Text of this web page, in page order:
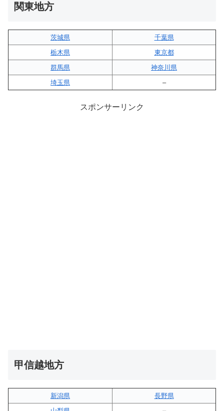
関東地方
茨城県
千葉県
栃木県
東京都
群馬県
神奈川県
埼玉県
–
スポンサーリンク
甲信越地方
新潟県
長野県